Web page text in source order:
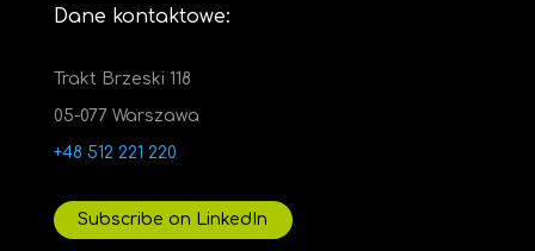
Dane kontaktowe:
Trakt Brzeski 118
05-077 Warszawa
+48 512 221 220
Subscribe on LinkedIn